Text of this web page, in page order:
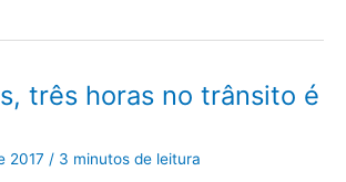
três horas no trânsito é
2017 / 3 minutos de leitura